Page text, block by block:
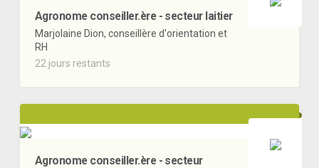
Agronome conseiller.ère - secteur laitier
Marjolaine Dion, conseillère d'orientation et
RH
22 jours restants
Agronome conseiller.ère - secteur